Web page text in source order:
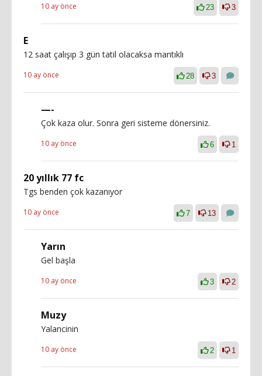
10 ay önce 23 3
E
12 saat çalışıp 3 gün tatil olacaksa mantıklı
10 ay önce 28 3
—-
Çok kaza olur. Sonra geri sisteme dönersiniz.
10 ay önce 6 1
20 yıllık 77 fc
Tgs benden çok kazanıyor
10 ay önce 7 13
Yarın
Gel başla
10 ay önce 3 2
Muzy
Yalancinin
10 ay önce 2 1